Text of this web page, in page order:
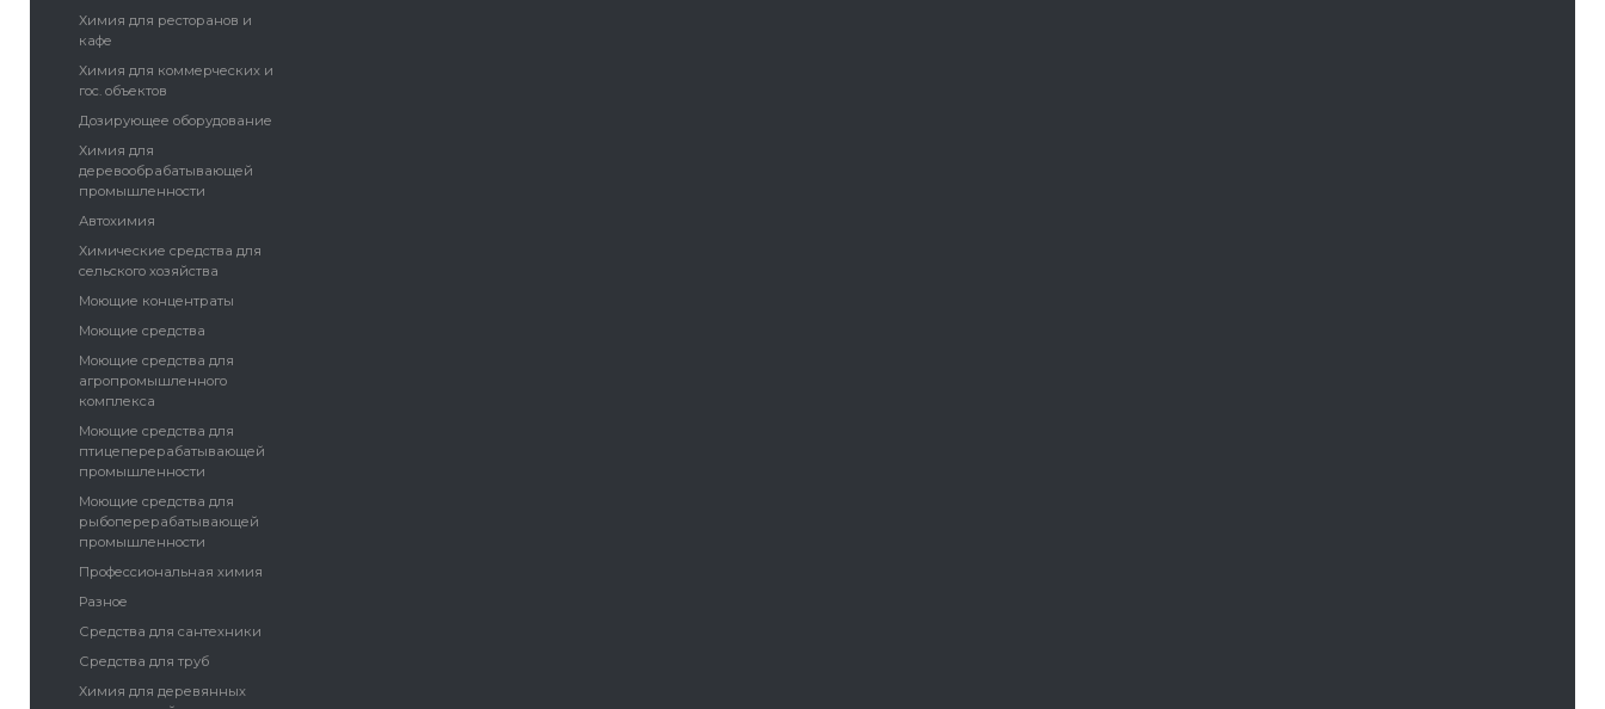
Химия для ресторанов и
кафе
Химия для коммерческих и
гос. объектов
Дозирующее оборудование
Химия для
деревообрабатывающей
промышленности
Автохимия
Химические средства для
сельского хозяйства
Моющие концентраты
Моющие средства
Моющие средства для
агропромышленного
комплекса
Моющие средства для
птицеперерабатывающей
промышленности
Моющие средства для
рыбоперерабатывающей
промышленности
Профессиональная химия
Разное
Средства для сантехники
Средства для труб
Химия для деревянных